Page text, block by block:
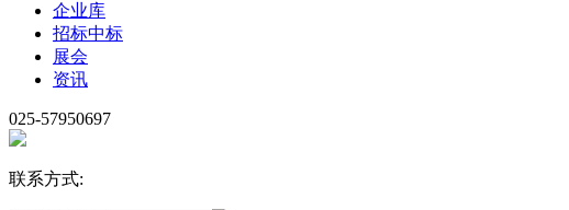
企业库
招标中标
展会
资讯
025-57950697
联系方式: